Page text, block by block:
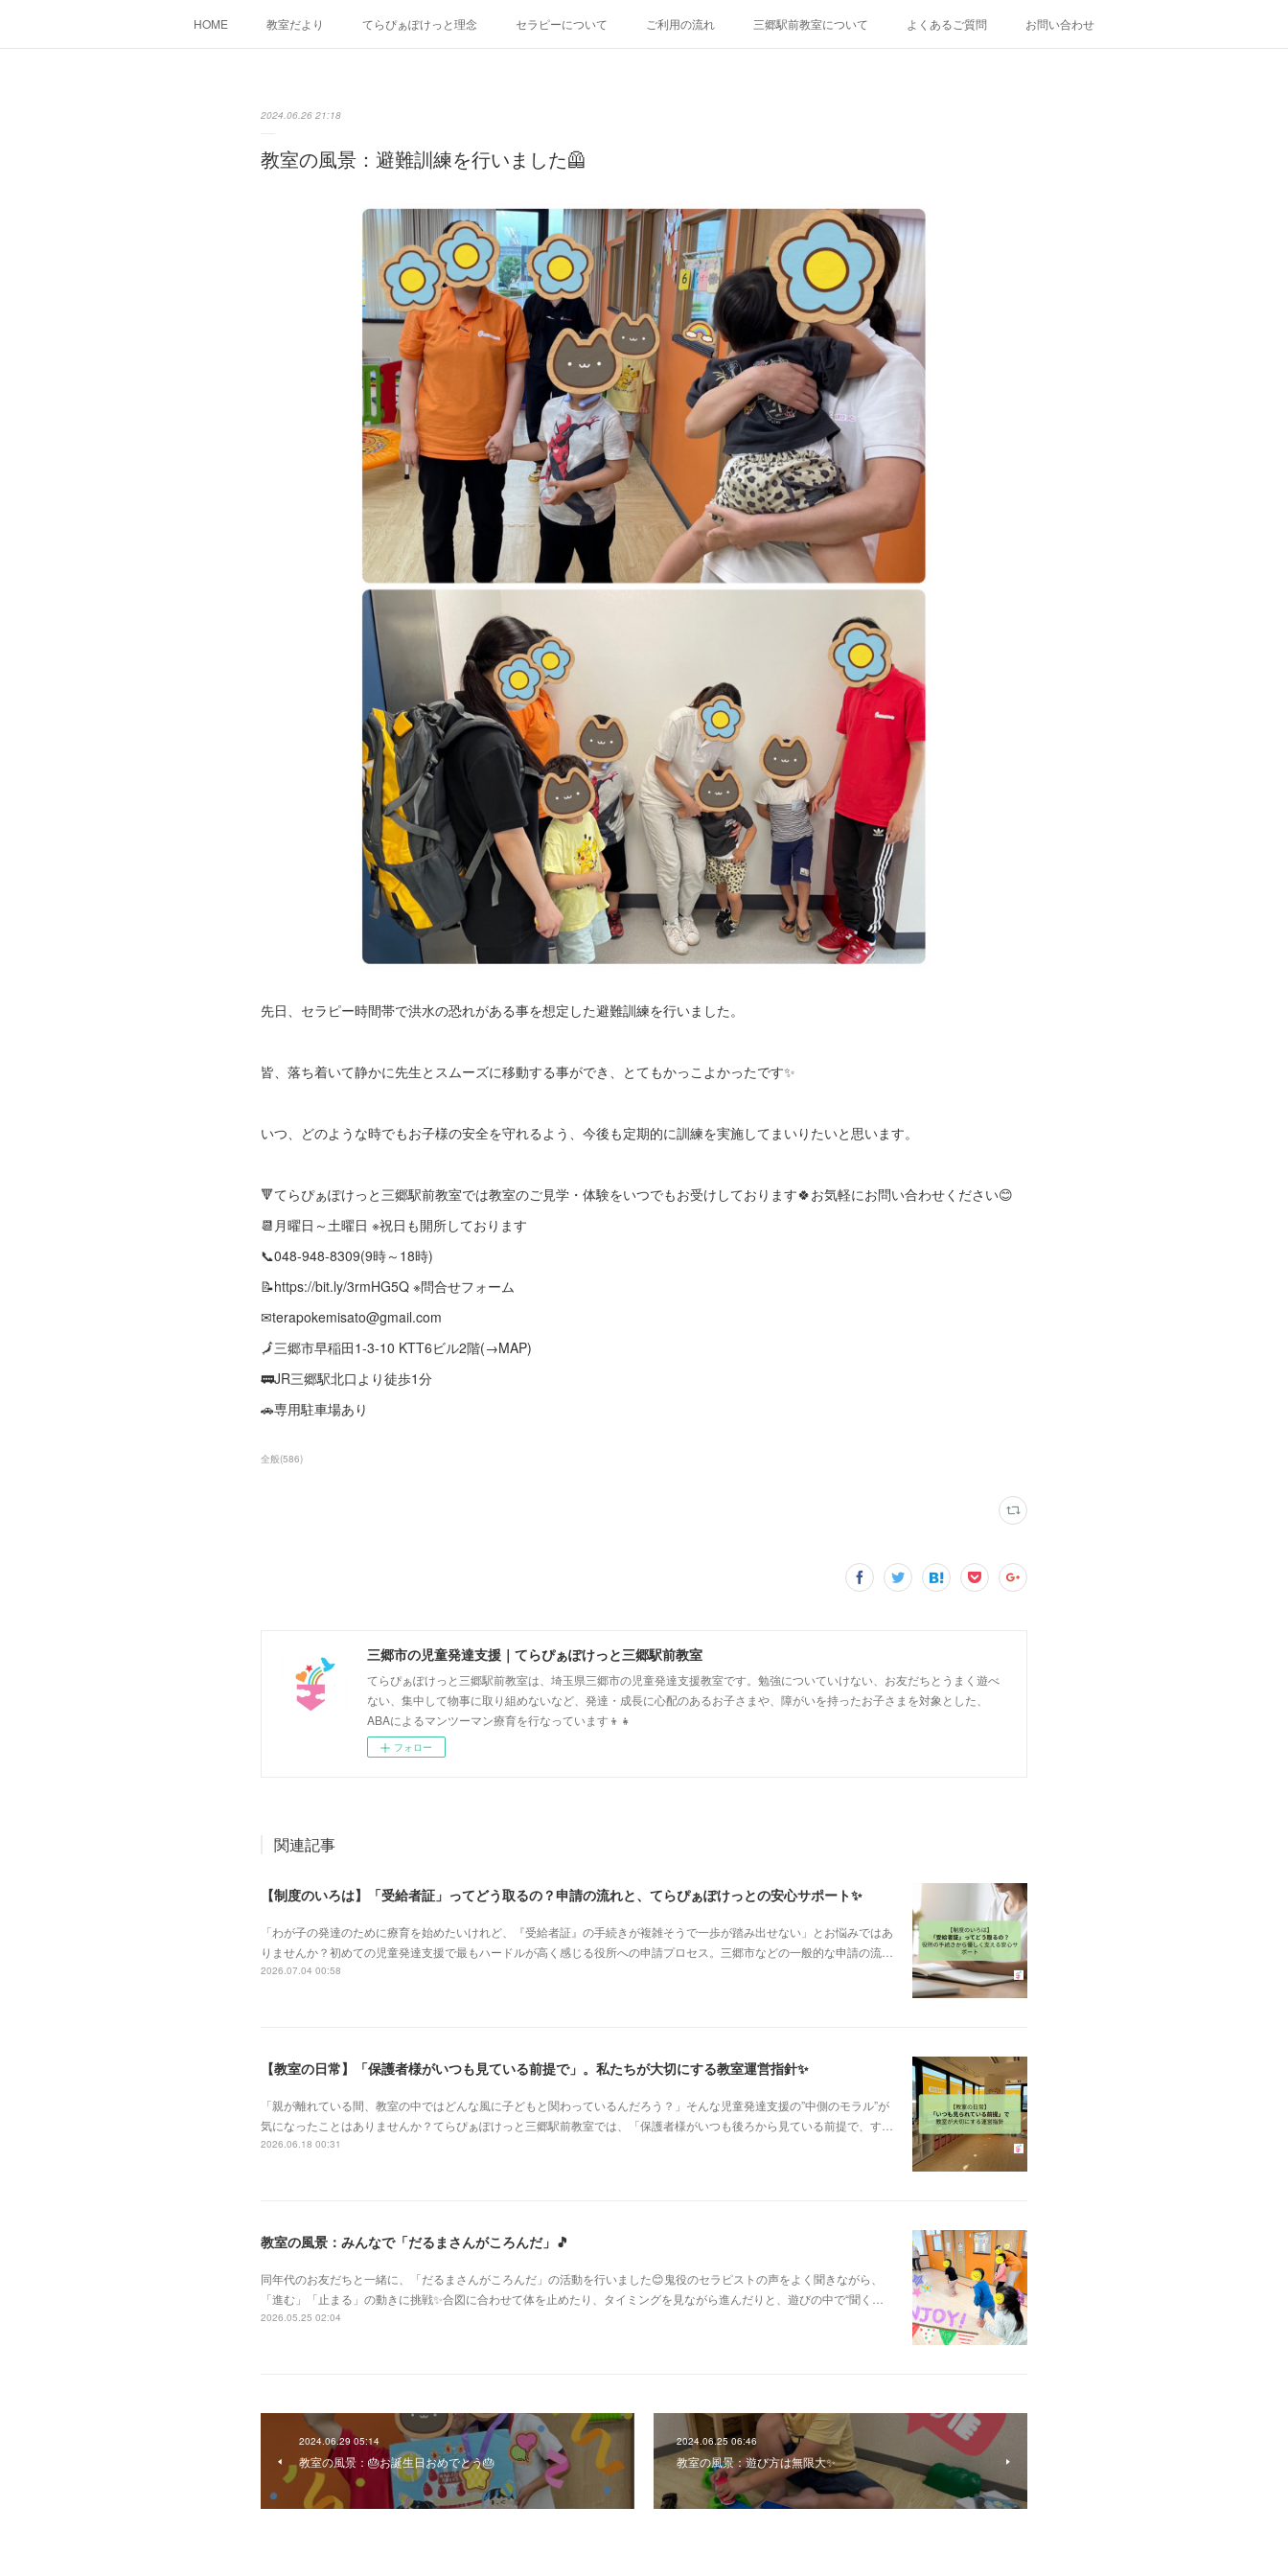
HOME 教室だより てらぴぁぽけっと理念 セラピーについて ご利用の流れ 三郷駅前教室について よくあるご質問 お問い合わせ
2024.06.26 21:18
教室の風景：避難訓練を行いました🦺
先日、セラピー時間帯で洪水の恐れがある事を想定した避難訓練を行いました。
皆、落ち着いて静かに先生とスムーズに移動する事ができ、とてもかっこよかったです✨
いつ、どのような時でもお子様の安全を守れるよう、今後も定期的に訓練を実施してまいりたいと思います。
🔻てらぴぁぽけっと三郷駅前教室では教室のご見学・体験をいつでもお受けしております🍀お気軽にお問い合わせください😊
📆月曜日～土曜日 ※祝日も開所しております
📞048-948-8309(9時～18時)
📝https://bit.ly/3rmHG5Q ※問合せフォーム
✉terapokemisato@gmail.com
🗾三郷市早稲田1-3-10 KTT6ビル2階(→MAP)
🚃JR三郷駅北口より徒歩1分
🚗専用駐車場あり
全般(586)
三郷市の児童発達支援｜てらぴぁぽけっと三郷駅前教室
てらぴぁぽけっと三郷駅前教室は、埼玉県三郷市の児童発達支援教室です。勉強についていけない、お友だちとうまく遊べ
ない、集中して物事に取り組めないなど、発達・成長に心配のあるお子さまや、障がいを持ったお子さまを対象とした、
ABAによるマンツーマン療育を行なっています👦👧
フォロー
関連記事
【制度のいろは】「受給者証」ってどう取るの？申請の流れと、てらぴぁぽけっとの安心サポート✨
「わが子の発達のために療育を始めたいけれど、『受給者証』の手続きが複雑そうで一歩が踏み出せない」とお悩みではあ
りませんか？初めての児童発達支援で最もハードルが高く感じる役所への申請プロセス。三郷市などの一般的な申請の流…
2026.07.04 00:58
【教室の日常】「保護者様がいつも見ている前提で」。私たちが大切にする教室運営指針✨
「親が離れている間、教室の中ではどんな風に子どもと関わっているんだろう？」そんな児童発達支援の”中側のモラル”が
気になったことはありませんか？てらぴぁぽけっと三郷駅前教室では、「保護者様がいつも後ろから見ている前提で、す…
2026.06.18 00:31
教室の風景：みんなで「だるまさんがころんだ」🎵
同年代のお友だちと一緒に、「だるまさんがころんだ」の活動を行いました😊鬼役のセラピストの声をよく聞きながら、
「進む」「止まる」の動きに挑戦✨合図に合わせて体を止めたり、タイミングを見ながら進んだりと、遊びの中で“聞く…
2026.05.25 02:04
2024.06.29 05:14
教室の風景：🎂お誕生日おめでとう🎂
2024.06.25 06:46
教室の風景：遊び方は無限大✨